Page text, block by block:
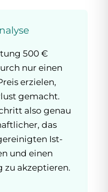
500 €
nur einen
erzielen,
gemacht.
also genau
das
Ist-
und einen
zu akzeptieren.